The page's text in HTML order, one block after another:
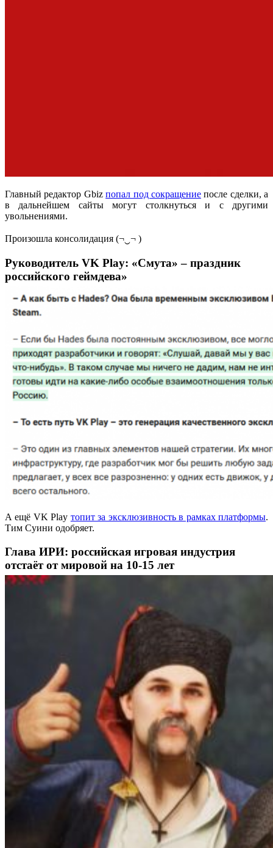
Главный редактор Gbizпопал под сокращениепосле сделки, а
в дальнейшем сайты могут столкнуться и с другими
увольнениями.
Произошла консолидация (¬‿¬ )
Руководитель VK Play: «Смута» – праздник
российского геймдева»
А ещё VK Play топит за эксклюзивность в рамках платформы.
Тим Суини одобряет.
Глава ИРИ: российская игровая индустрия
отстаёт от мировой на 10-15 лет